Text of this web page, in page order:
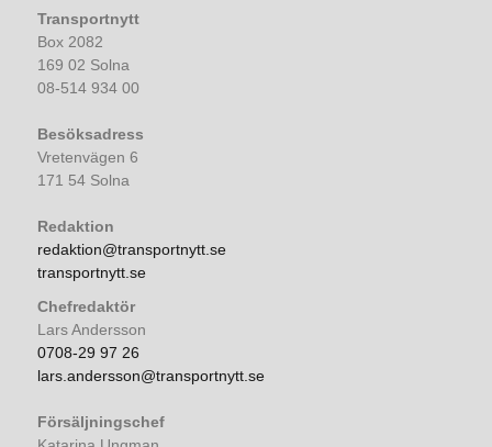
Transportnytt
Box 2082
169 02 Solna
08-514 934 00
Besöksadress
Vretenvägen 6
171 54 Solna
Redaktion
redaktion@transportnytt.se
transportnytt.se
Chefredaktör
Lars Andersson
0708-29 97 26
lars.andersson@transportnytt.se
Försäljningschef